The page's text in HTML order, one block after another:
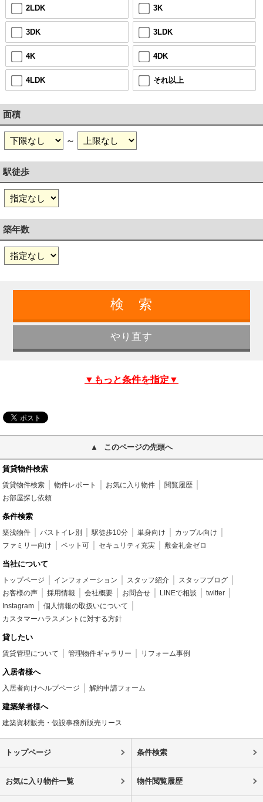
2LDK 3K
3DK 3LDK
4K 4DK
4LDK それ以上
面積
～
駅徒歩
築年数
▼もっと条件を指定▼
このページの先頭へ
賃貸物件検索
賃貸物件検索 物件レポート お気に入り物件
閲覧履歴
お部屋探し依頼
条件検索
築浅物件 バストイレ別 駅徒歩10分 単身向け
カップル向け
ファミリー向け
ペット可 セキュリティ充実 敷金礼金ゼロ
当社について
トップページ インフォメーション スタッフ紹介
スタッフブログ
お客様の声
採用情報 会社概要 お問合せ LINEで相談
twitter
Instagram
個人情報の取扱いについて
カスタマーハラスメントに対する方針
貸したい
賃貸管理について 管理物件ギャラリー リフォーム事例
入居者様へ
入居者向けヘルプページ 解約申請フォーム
建築業者様へ
建築資材販売・仮設事務所販売リース
トップページ 条件検索
お気に入り物件一覧 物件閲覧履歴